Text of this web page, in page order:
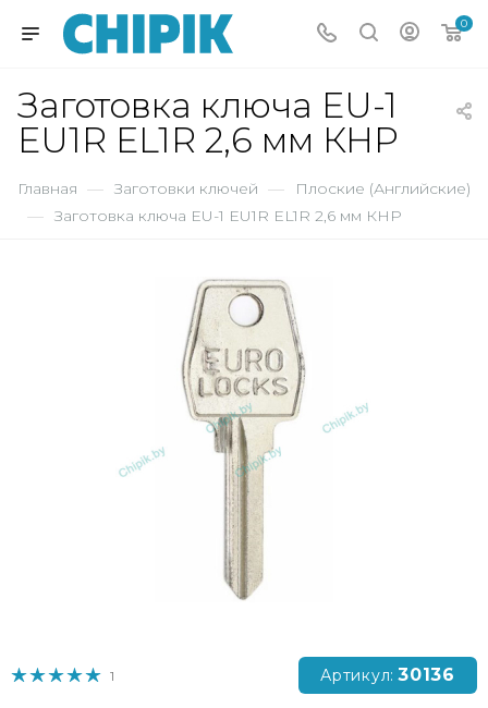
0
Заготовка ключа EU-1
EU1R EL1R 2,6 мм КНР
Главная — Заготовки ключей — Плоские (Английские)
— Заготовка ключа EU-1 EU1R EL1R 2,6 мм КНР
1 Артикул: 30136